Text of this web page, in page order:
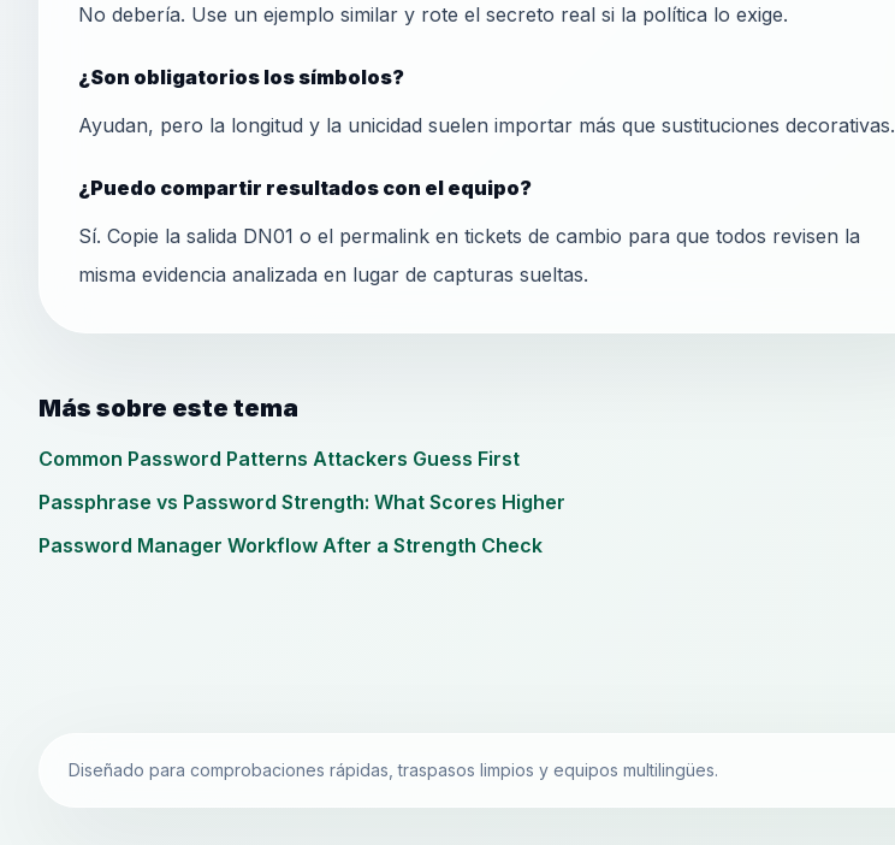
No debería. Use un ejemplo similar y rote el secreto real si la política lo exige.
¿Son obligatorios los símbolos?
Ayudan, pero la longitud y la unicidad suelen importar más que sustituciones decorativas.
¿Puedo compartir resultados con el equipo?
Sí. Copie la salida DN01 o el permalink en tickets de cambio para que todos revisen la
misma evidencia analizada en lugar de capturas sueltas.
Más sobre este tema
Common Password Patterns Attackers Guess First
Passphrase vs Password Strength: What Scores Higher
Password Manager Workflow After a Strength Check
Diseñado para comprobaciones rápidas, traspasos limpios y equipos multilingües.